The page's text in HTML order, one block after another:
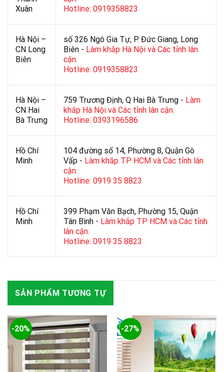
Xuân
Hotline: 0919358823
Hà Nội –
CN Long
Biên
số 326 Ngô Gia Tự, P. Đức Giang, Long
Biên - Làm khắp Hà Nội và Các tỉnh lân
cận.
Hotline: 0919358823
Hà Nội –
CN Hai
Bà Trưng
759 Trương Định, Q Hai Bà Trưng - Làm
khắp Hà Nội và Các tỉnh lân cận.
Hotline: 0393196586
Hồ Chí
Minh
104 đường số 14, Phường 8, Quận Gò
Vấp - Làm khắp TP HCM và Các tỉnh lân
cận.
Hotline: 0919 35 8823
Hồ Chí
Minh
399 Phạm Văn Bạch, Phường 15, Quận
Tân Bình - Làm khắp TP HCM và Các tỉnh
lân cận.
Hotline: 0919 35 8823
SẢN PHẨM TƯƠNG TỰ
-20% -27%